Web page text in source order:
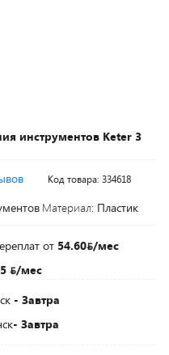
инструментов Keter 3
Код товара: 334618
Материал: Пластик
от 54.60 /мес
/мес
- Завтра
- Завтра